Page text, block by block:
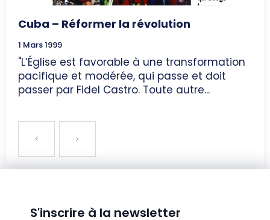
Cuba – Réformer la révolution
1 Mars 1999
"L’Église est favorable à une transformation
pacifique et modérée, qui passe et doit
passer par Fidel Castro. Toute autre...
S'inscrire à la newsletter